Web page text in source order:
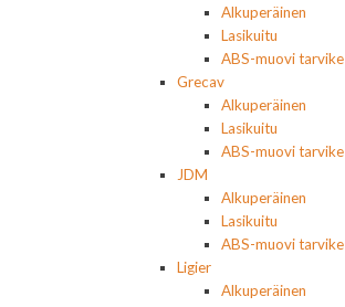
Alkuperäinen
Lasikuitu
ABS-muovi tarvike
Grecav
Alkuperäinen
Lasikuitu
ABS-muovi tarvike
JDM
Alkuperäinen
Lasikuitu
ABS-muovi tarvike
Ligier
Alkuperäinen